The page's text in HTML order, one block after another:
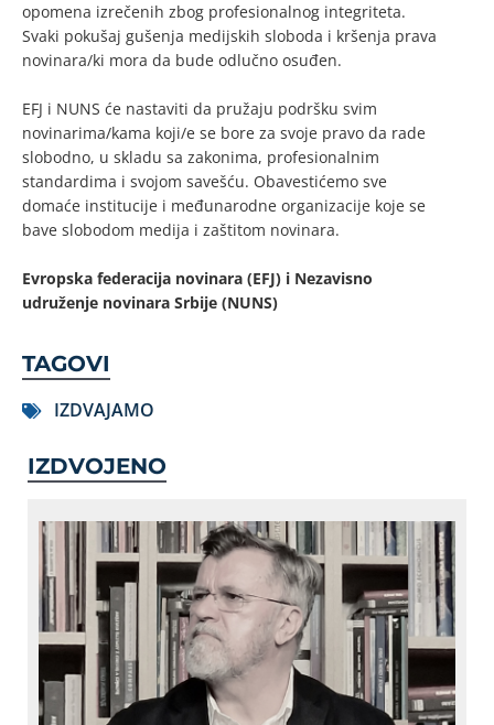
opomena izrečenih zbog profesionalnog integriteta.
Svaki pokušaj gušenja medijskih sloboda i kršenja prava
novinara/ki mora da bude odlučno osuđen.
EFJ i NUNS će nastaviti da pružaju podršku svim
novinarima/kama koji/e se bore za svoje pravo da rade
slobodno, u skladu sa zakonima, profesionalnim
standardima i svojom savešću. Obavestićemo sve
domaće institucije i međunarodne organizacije koje se
bave slobodom medija i zaštitom novinara.
Evropska federacija novinara (EFJ) i Nezavisno
udruženje novinara Srbije (NUNS)
TAGOVI
IZDVAJAMO
IZDVOJENO